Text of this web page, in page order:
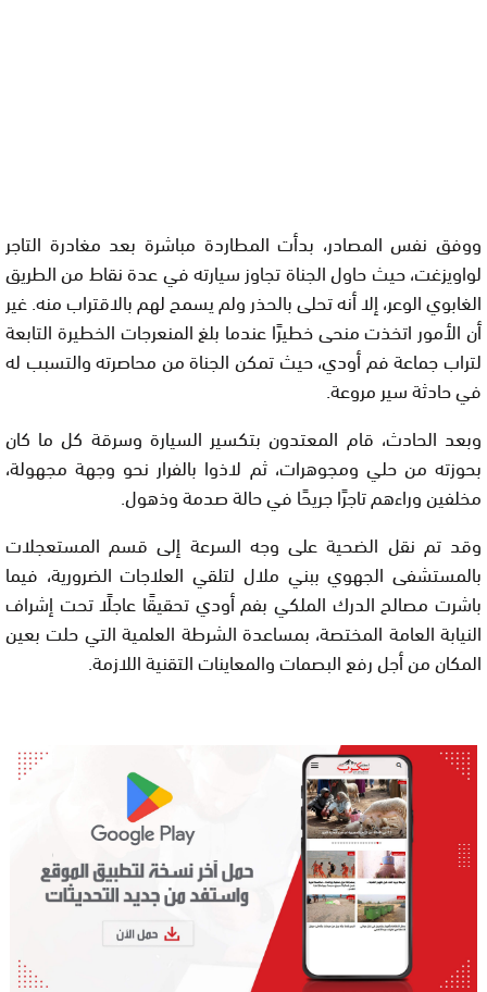
ووفق نفس المصادر، بدأت المطاردة مباشرة بعد مغادرة التاجر
لواويزغت، حيث حاول الجناة تجاوز سيارته في عدة نقاط من الطريق
الغابوي الوعر، إلا أنه تحلى بالحذر ولم يسمح لهم بالاقتراب منه. غير
أن الأمور اتخذت منحى خطيرًا عندما بلغ المنعرجات الخطيرة التابعة
لتراب جماعة فم أودي، حيث تمكن الجناة من محاصرته والتسبب له
في حادثة سير مروعة.
وبعد الحادث، قام المعتدون بتكسير السيارة وسرقة كل ما كان
بحوزته من حلي ومجوهرات، ثم لاذوا بالفرار نحو وجهة مجهولة،
مخلفين وراءهم تاجرًا جريحًا في حالة صدمة وذهول.
وقد تم نقل الضحية على وجه السرعة إلى قسم المستعجلات
بالمستشفى الجهوي ببني ملال لتلقي العلاجات الضرورية، فيما
باشرت مصالح الدرك الملكي بفم أودي تحقيقًا عاجلًا تحت إشراف
النيابة العامة المختصة، بمساعدة الشرطة العلمية التي حلت بعين
المكان من أجل رفع البصمات والمعاينات التقنية اللازمة.